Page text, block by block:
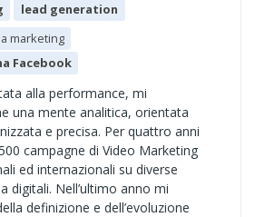
lead generation
marketing
Facebook
alla performance, mi
una mente analitica, orientata
e precisa. Per quattro anni
campagne di Video Marketing
ed internazionali su diverse
digitali. Nell’ultimo anno mi
definizione e dell’evoluzione